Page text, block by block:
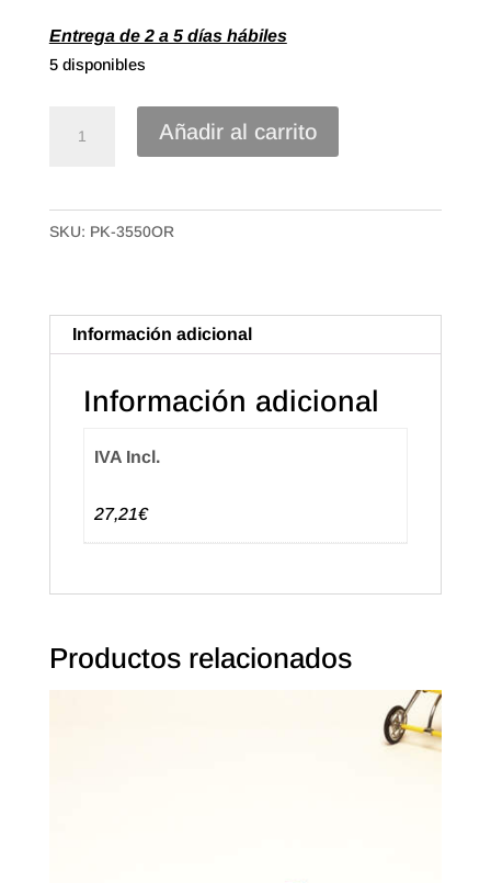
Entrega de 2 a 5 días hábiles
5 disponibles
de
35X50
Oscuro
Mate
(50u.)
cantidad
Añadir al carrito
SKU: PK-3550OR
Información adicional
Información adicional
IVA Incl.
27,21€
Productos relacionados